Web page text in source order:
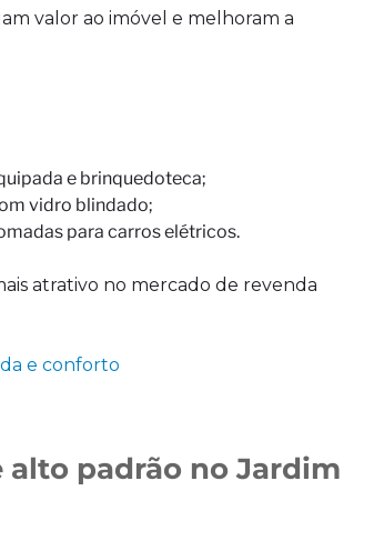
valor ao imóvel e melhoram a
e brinquedoteca;
vidro blindado;
para carros elétricos.
atrativo no mercado de revenda
e conforto
alto padrão no Jardim